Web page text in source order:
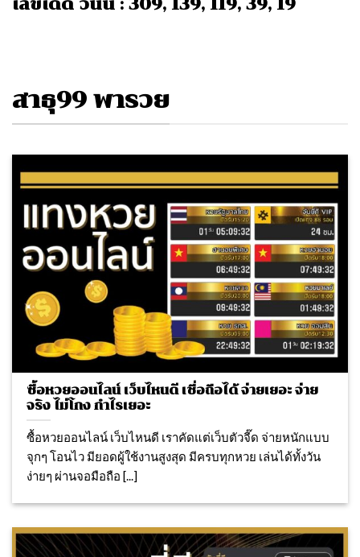
สาธุ99 พารวย
ซื้อหวยออนไลน์ เว็บไหนดี เชื่อถือได้ จ่ายเยอะ จ่าย
จริง ไม่โกง กำไรเยอะ
ซื้อหวยออนไลน์ เว็บไหนดี เราคัดแต่เว็บตัวจี๊ด จ่ายหนักแบบ
จุกๆ โอนไว มียอดผู้ใช้งานสูงสุด มีครบทุกหวย เล่นได้ทั้งวัน
ง่ายๆ ผ่านจอมือถือ [...]